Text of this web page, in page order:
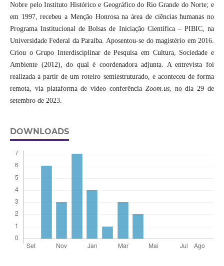
Nobre pelo Instituto Histórico e Geográfico do Rio Grande do Norte; e
em 1997, recebeu a Menção Honrosa na área de ciências humanas no
Programa Institucional de Bolsas de Iniciação Científica – PIBIC, na
Universidade Federal da Paraíba. Aposentou-se do magistério em 2016.
Criou o Grupo Interdisciplinar de Pesquisa em Cultura, Sociedade e
Ambiente (2012), do qual é coordenadora adjunta. A entrevista foi
realizada a partir de um roteiro semiestruturado, e aconteceu de forma
remota, via plataforma de vídeo conferência Zoom.us, no dia 29 de
setembro de 2023.
DOWNLOADS